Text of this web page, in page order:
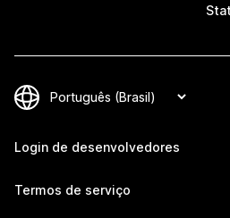
Login de desenvolvedores
Termos de serviço